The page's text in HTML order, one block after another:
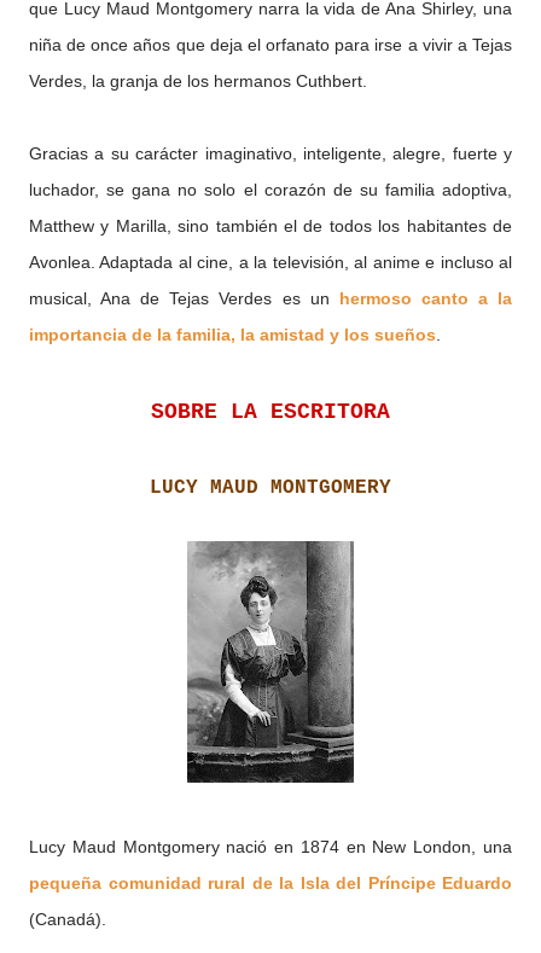
que Lucy Maud Montgomery narra la vida de Ana Shirley, una
niña de once años que deja el orfanato para irse a vivir a Tejas
Verdes, la granja de los hermanos Cuthbert.
Gracias a su carácter imaginativo, inteligente, alegre, fuerte y
luchador, se gana no solo el corazón de su familia adoptiva,
Matthew y Marilla, sino también el de todos los habitantes de
Avonlea. Adaptada al cine, a la televisión, al anime e incluso al
musical, Ana de Tejas Verdes es un hermoso canto a la
importancia de la familia, la amistad y los sueños.
SOBRE LA ESCRITORA
LUCY MAUD MONTGOMERY
Lucy Maud Montgomery nació en 1874 en New London, una
pequeña comunidad rural de la Isla del Príncipe Eduardo
(Canadá).